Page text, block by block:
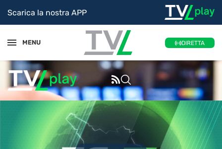
Scarica la nostra APP
MENU DIRETTA